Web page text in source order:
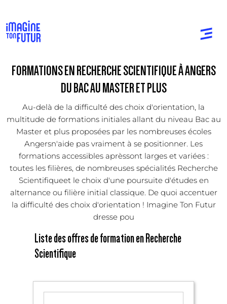
FORMATIONS EN RECHERCHE SCIENTIFIQUE À ANGERS
DU BAC AU MASTER ET PLUS
Au-delà de la difficulté des choix d'orientation, la
multitude de formations initiales allant du niveau Bac au
Master et plus proposées par les nombreuses écoles
Angersn'aide pas vraiment à se positionner. Les
formations accessibles aprèssont larges et variées :
toutes les filières, de nombreuses spécialités Recherche
Scientifiqueet le choix d'une poursuite d'études en
alternance ou filière initial classique. De quoi accentuer
la difficulté des choix d'orientation ! Imagine Ton Futur
dresse pou
Liste des offres de formation en Recherche
Scientifique